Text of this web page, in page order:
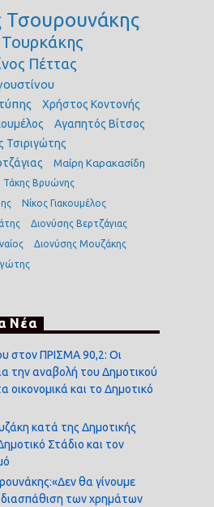
Τσουρουνάκης
Πέττας
Χρήστος Κοντονής
Αγαπητός Βίτσος
Τσιριγώτης
Μαίρη Καρακασίδη
Τάκης Βρυώνης
Νίκος Γιακουμέλος
Διονύσης Βερτζάγιας
Διονύσης Μουζάκης
Νέα
στον ΠΡΙΣΜΑ 90,2: Οι
την αναβολή του Δημοτικού
οικονομικά και το Δημοτικό
κατά της Δημοτικής
Στάδιο και τον
θα γίνουμε
διασπάθιση των χρημάτων